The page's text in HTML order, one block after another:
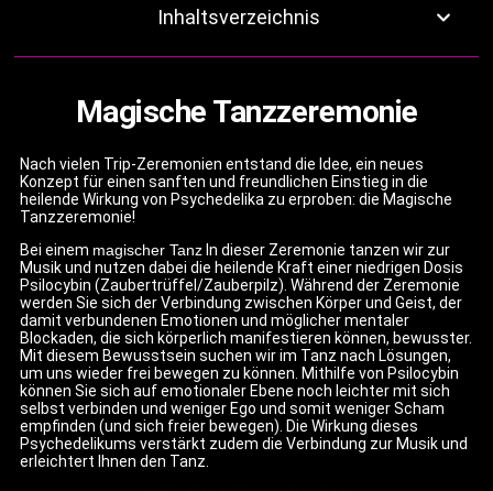
Inhaltsverzeichnis
Magische Tanzzeremonie
Nach vielen Trip-Zeremonien entstand die Idee, ein neues
Konzept für einen sanften und freundlichen Einstieg in die
heilende Wirkung von Psychedelika zu erproben: die Magische
Tanzzeremonie!
Bei einem magischer Tanz In dieser Zeremonie tanzen wir zur
Musik und nutzen dabei die heilende Kraft einer niedrigen Dosis
Psilocybin (Zaubertrüffel/Zauberpilz). Während der Zeremonie
werden Sie sich der Verbindung zwischen Körper und Geist, der
damit verbundenen Emotionen und möglicher mentaler
Blockaden, die sich körperlich manifestieren können, bewusster.
Mit diesem Bewusstsein suchen wir im Tanz nach Lösungen,
um uns wieder frei bewegen zu können. Mithilfe von Psilocybin
können Sie sich auf emotionaler Ebene noch leichter mit sich
selbst verbinden und weniger Ego und somit weniger Scham
empfinden (und sich freier bewegen). Die Wirkung dieses
Psychedelikums verstärkt zudem die Verbindung zur Musik und
erleichtert Ihnen den Tanz.